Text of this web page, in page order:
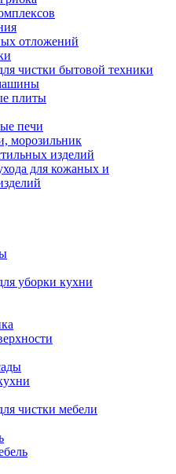
отложений
чистки бытовой техники
плиты
печи
морозильник
изделий
для кожаных и
уборки кухни
чистки мебели